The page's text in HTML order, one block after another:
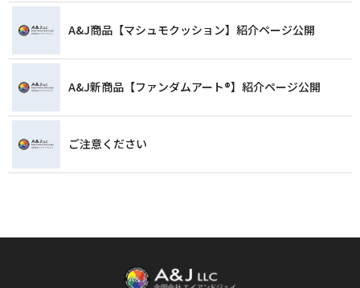
A&J商品【マシュモクッション】紹介ページ公開
A&J新商品【ファンダムアート®️】紹介ページ公開
ご注意ください